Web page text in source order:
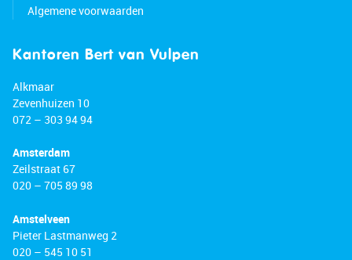
Algemene voorwaarden
Kantoren Bert van Vulpen
Alkmaar
Zevenhuizen 10
072 – 303 94 94
Amsterdam
Zeilstraat 67
020 – 705 89 98
Amstelveen
Pieter Lastmanweg 2
020 – 545 10 51